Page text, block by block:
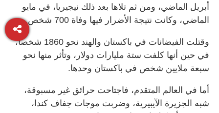
أبريل الماضي، ومن ثم تلاها بعد ذلك نيجيريا، في مايو
الماضي، وكانت نتيجة الأضرار فيها وفاة 700 شخص.
وقتلت الفيضانات في باكستان والهند نحو 1860 شخصاً،
في حين أنها كلفت ستة مليارات دولار، وتأثر منها نحو
سبعة ملايين شخص في باكستان وحدها.
أما في العالم المتقدم، فاجتاحت حرائق غير مسبوقة،
شبه الجزيرة الآيبيرية، وضربت موجات جفاف كندا،